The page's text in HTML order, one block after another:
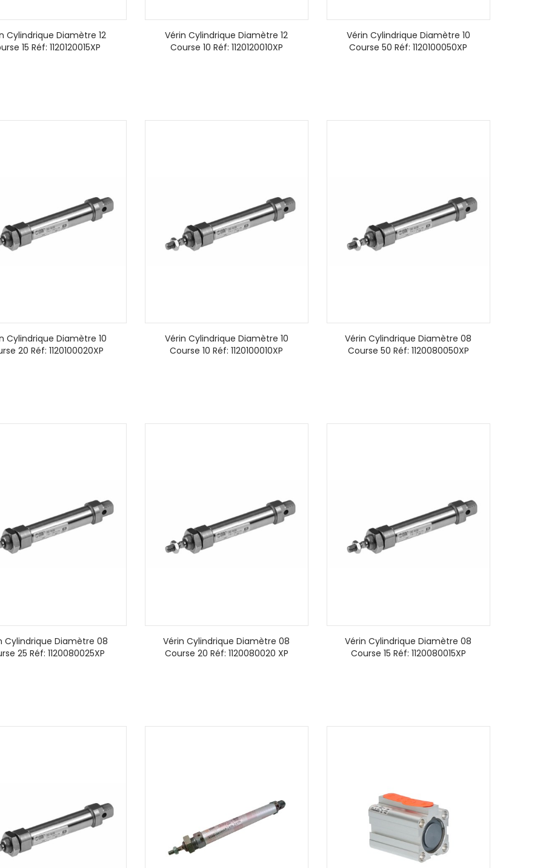
Cylindrique Diamètre 12
15 Réf: 1120120015XP
Vérin Cylindrique Diamètre 12
Course 10 Réf: 1120120010XP
Vérin Cylindrique Diamètre 10
Course 50 Réf: 1120100050XP
Cylindrique Diamètre 10
20 Réf: 1120100020XP
Vérin Cylindrique Diamètre 10
Course 10 Réf: 1120100010XP
Vérin Cylindrique Diamètre 08
Course 50 Réf: 1120080050XP
Cylindrique Diamètre 08
25 Réf: 1120080025XP
Vérin Cylindrique Diamètre 08
Course 20 Réf: 1120080020 XP
Vérin Cylindrique Diamètre 08
Course 15 Réf: 1120080015XP